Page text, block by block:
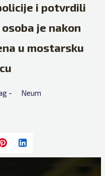
i potvrdili
je nakon
u mostarsku
- Neum